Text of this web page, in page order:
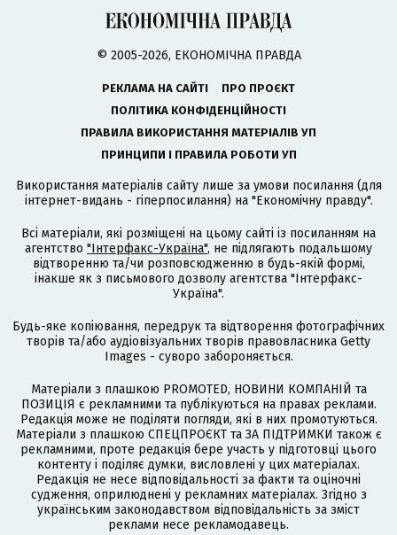
© 2005-2026, ЕКОНОМІЧНА ПРАВДА
РЕКЛАМА НА САЙТІ
ПРО ПРОЄКТ
ПОЛІТИКА КОНФІДЕНЦІЙНОСТІ
ПРАВИЛА ВИКОРИСТАННЯ МАТЕРІАЛІВ УП
ПРИНЦИПИ І ПРАВИЛА РОБОТИ УП
Використання матеріалів сайту лише за умови посилання (для
інтернет-видань - гіперпосилання) на "Економічну правду".
Всі матеріали, які розміщені на цьому сайті із посиланням на
агентство "Інтерфакс-Україна", не підлягають подальшому
відтворенню та/чи розповсюдженню в будь-якій формі,
інакше як з письмового дозволу агентства "Інтерфакс-
Україна".
Будь-яке копіювання, передрук та відтворення фотографічних
творів та/або аудіовізуальних творів правовласника Getty
Images - суворо забороняється.
Матеріали з плашкою PROMOTED, НОВИНИ КОМПАНІЙ та
ПОЗИЦІЯ є рекламними та публікуються на правах реклами.
Редакція може не поділяти погляди, які в них промотуються.
Матеріали з плашкою СПЕЦПРОЄКТ та ЗА ПІДТРИМКИ також є
рекламними, проте редакція бере участь у підготовці цього
контенту і поділяє думки, висловлені у цих матеріалах.
Редакція не несе відповідальності за факти та оціночні
судження, оприлюднені у рекламних матеріалах. Згідно з
українським законодавством відповідальність за зміст
реклами несе рекламодавець.